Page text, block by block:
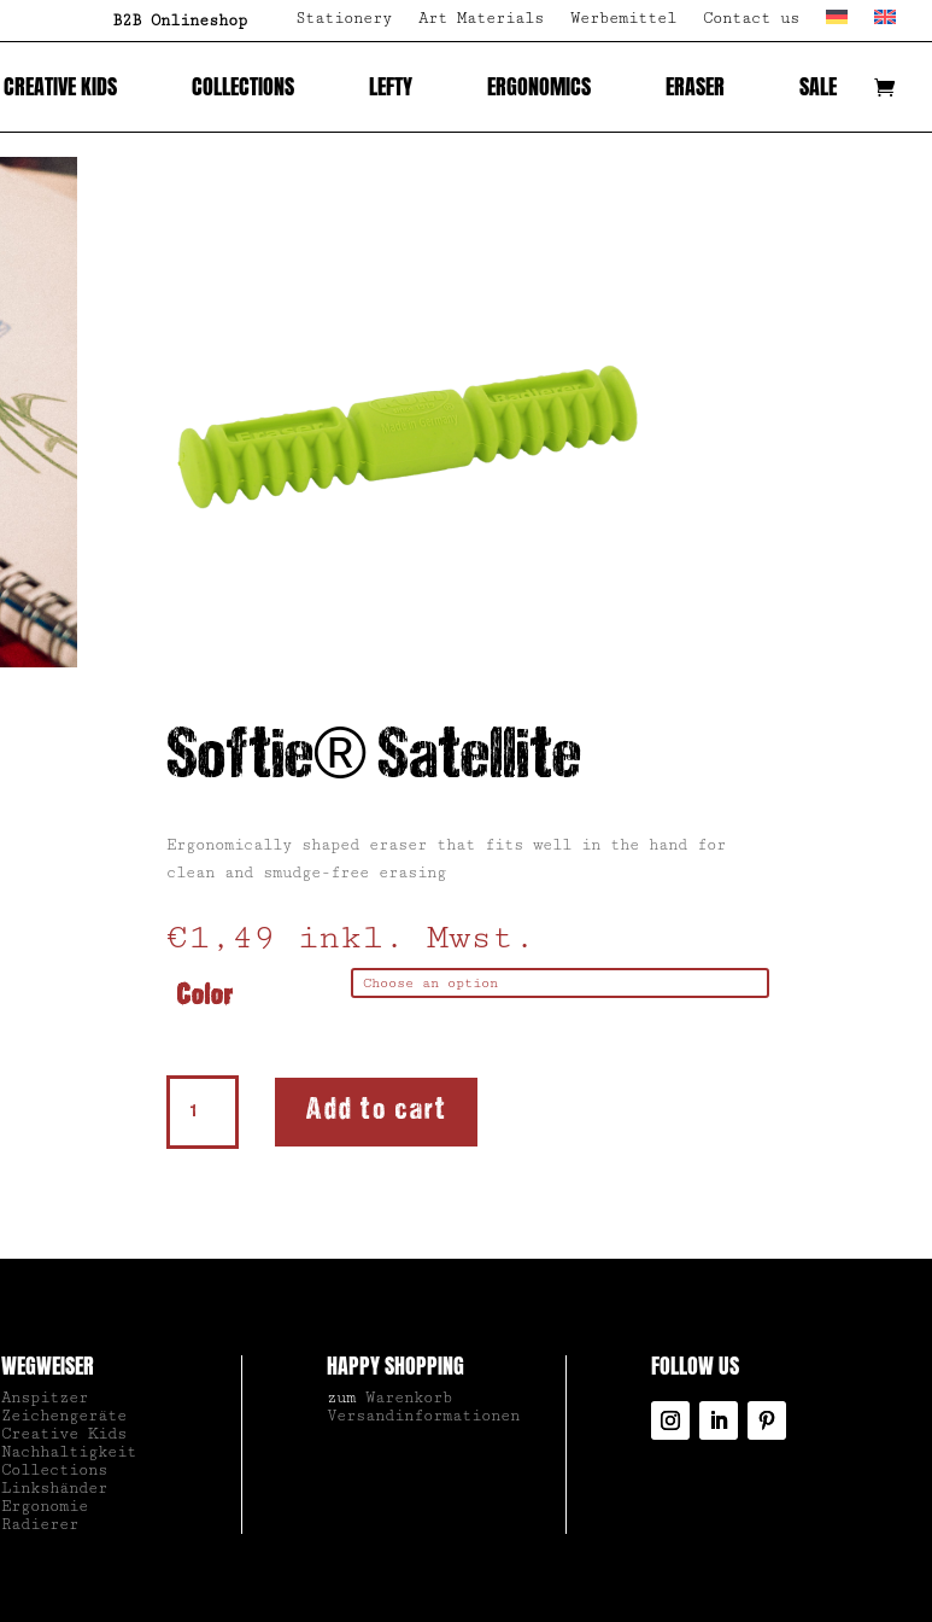
B2B Onlineshop Stationery Art Materials Werbemittel Contact us
CREATIVE KIDS COLLECTIONS LEFTY ERGONOMICS ERASER SALE
Softie® Satellite
Ergonomically shaped eraser that fits well in the hand for
clean and smudge-free erasing
€1,49 inkl. Mwst.
Color
Softie®
Satellite
quantity
Add to cart
WEGWEISER
Anspitzer
Zeichengeräte
Creative Kids
Nachhaltigkeit
Collections
Linkshänder
Ergonomie
Radierer
HAPPY SHOPPING
zum Warenkorb
Versandinformationen
FOLLOW US